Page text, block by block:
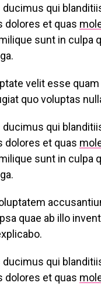
qui
dolores et quas
sunt in culpa
velit esse quam
quo voluptas
qui
dolores et quas
sunt in culpa
quae ab illo
qui
dolores et quas